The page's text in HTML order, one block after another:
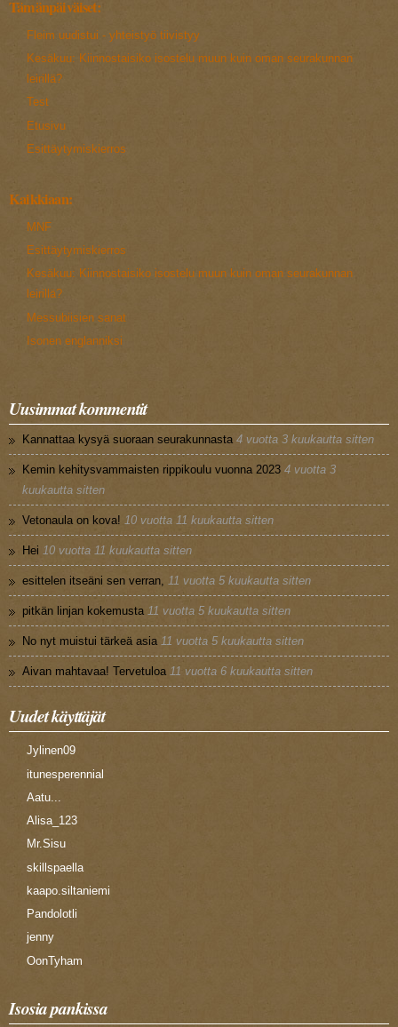
Tämänpäiväiset:
Fleim uudistui - yhteistyö tiivistyy
Kesäkuu: Kiinnostaisiko isostelu muun kuin oman seurakunnan
leirillä?
Test
Etusivu
Esittäytymiskierros
Kaikkiaan:
MNF
Esittäytymiskierros
Kesäkuu: Kiinnostaisiko isostelu muun kuin oman seurakunnan
leirillä?
Messubiisien sanat
Isonen englanniksi
Uusimmat kommentit
Kannattaa kysyä suoraan seurakunnasta 4 vuotta 3 kuukautta sitten
Kemin kehitysvammaisten rippikoulu vuonna 2023 4 vuotta 3
kuukautta sitten
Vetonaula on kova! 10 vuotta 11 kuukautta sitten
Hei 10 vuotta 11 kuukautta sitten
esittelen itseäni sen verran, 11 vuotta 5 kuukautta sitten
pitkän linjan kokemusta 11 vuotta 5 kuukautta sitten
No nyt muistui tärkeä asia 11 vuotta 5 kuukautta sitten
Aivan mahtavaa! Tervetuloa 11 vuotta 6 kuukautta sitten
Uudet käyttäjät
Jylinen09
itunesperennial
Aatu...
Alisa_123
Mr.Sisu
skillspaella
kaapo.siltaniemi
Pandolotli
jenny
OonTyham
Isosia pankissa